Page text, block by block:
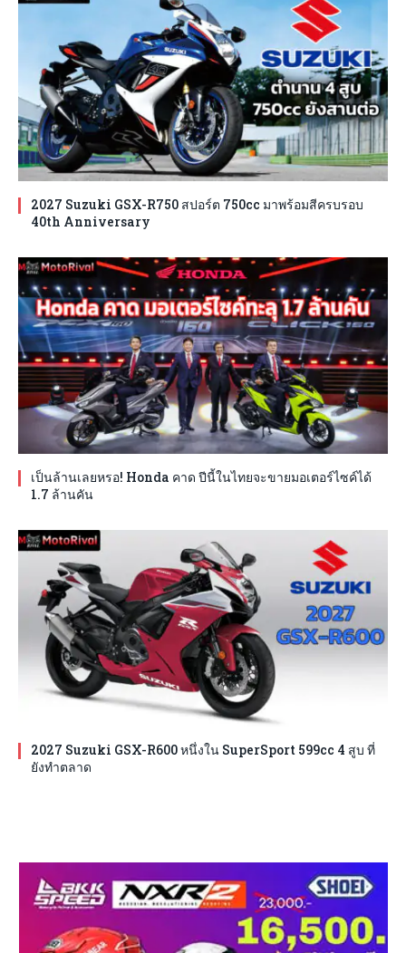
2027 Suzuki GSX-R750 สปอร์ต 750cc มาพร้อมสีครบรอบ
40th Anniversary
เป็นล้านเลยหรอ! Honda คาด ปีนี้ในไทยจะขายมอเตอร์ไซค์ได้
1.7 ล้านคัน
2027 Suzuki GSX-R600 หนึ่งใน SuperSport 599cc 4 สูบ ที่
ยังทำตลาด